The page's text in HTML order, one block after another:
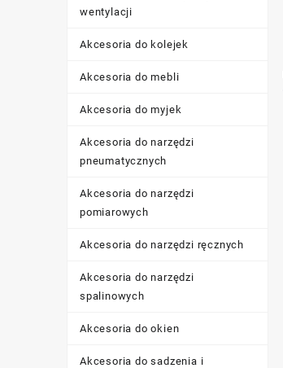
wentylacji
Akcesoria do kolejek
Akcesoria do mebli
Akcesoria do myjek
Akcesoria do narzędzi
pneumatycznych
Akcesoria do narzędzi
pomiarowych
Akcesoria do narzędzi ręcznych
Akcesoria do narzędzi
spalinowych
Akcesoria do okien
Akcesoria do sadzenia i